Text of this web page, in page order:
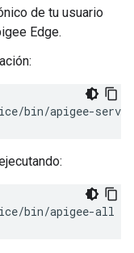
de tu usuario
Edge.
bin/apigee-
bin/apigee-all